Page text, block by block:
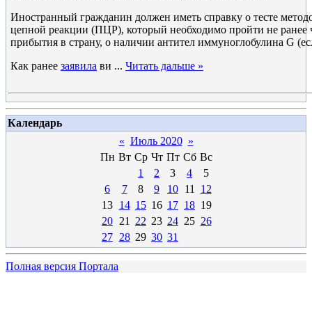
Иностранный гражданин должен иметь справку о тесте
цепной реакции (ПЦР), который необходимо пройти не ранее
прибытия в страну, о наличии антител иммуноглобулина G
Как ранее заявила ви ... Читать дальше »
Календарь
« Июль 2020 »
Пн Вт Ср Чт Пт Сб Вс
1
2 3 4
5
6
7 8 9 10 11
12
13 14 15 16 17 18 19
20 21 22 23 24 25 26
27 28 29 30 31
Полная версия Портала